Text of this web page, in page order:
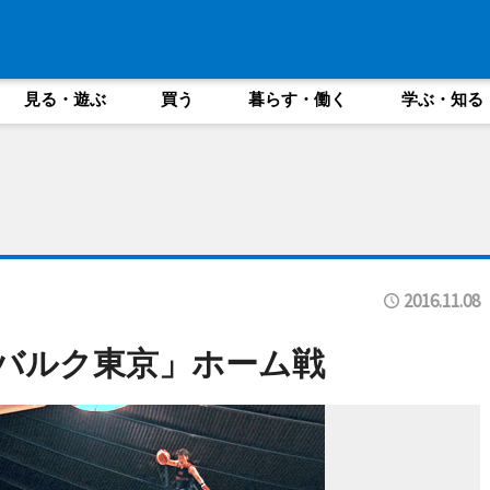
見る・遊ぶ 買う 暮らす・働く 学ぶ・知る
2016.11.08
ルク東京」ホーム戦